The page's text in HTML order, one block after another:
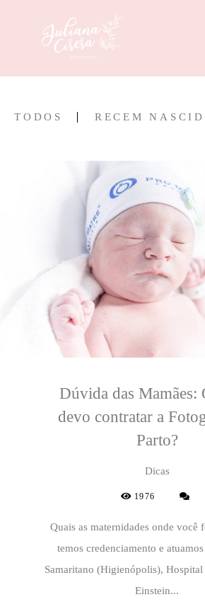
TODOS RECEM
Dúvida das Mamães:
devo contratar a
Parto?
Dicas
1976
Quais as maternidades onde você
temos credenciamento e
Samaritano (Higienópolis),
Einstein...